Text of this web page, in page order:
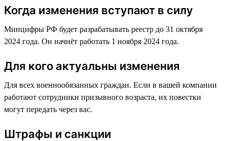
Когда изменения вступают в силу
Минцифры РФ будет разрабатывать реестр до 31 октября
2024 года. Он начнёт работать 1 ноября 2024 года.
Для кого актуальны изменения
Для всех военнообязанных граждан. Если в вашей компании
работают сотрудники призывного возраста, их повестки
могут передать через вас.
Штрафы и санкции